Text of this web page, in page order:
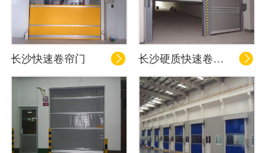
联系我们
长沙快速卷帘门  长沙硬质快速卷帘门 